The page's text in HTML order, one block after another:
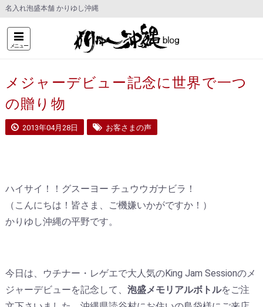
名入れ泡盛本舗 かりゆし沖縄
メニュー
メジャーデビュー記念に世界で一つ
の贈り物
2013年04月28日 お客さまの声
ハイサイ！！グスーヨー チュウウガナビラ！
（こんにちは！皆さま、ご機嫌いかがですか！）
かりゆし沖縄の平野です。
今日は、ウチナー・レゲエで大人気のKing Jam Sessionのメ
ジャーデビューを記念して、 泡盛メモリアルボトルをご注